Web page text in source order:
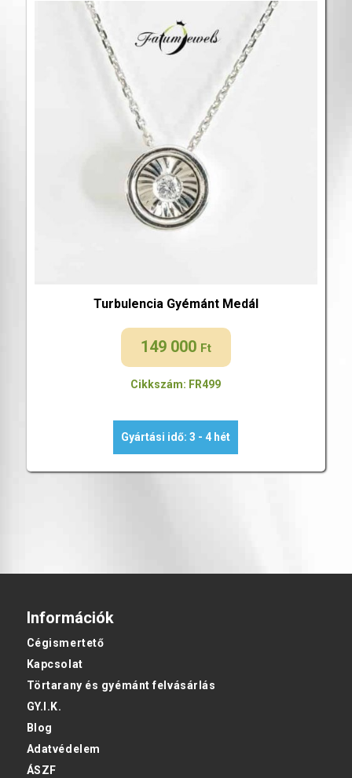
Turbulencia Gyémánt Medál
149 000 Ft
Cikkszám: FR499
Gyártási idő: 3 - 4 hét
Információk
Cégismertető
Kapcsolat
Törtarany és gyémánt felvásárlás
GY.I.K.
Blog
Adatvédelem
ÁSZF